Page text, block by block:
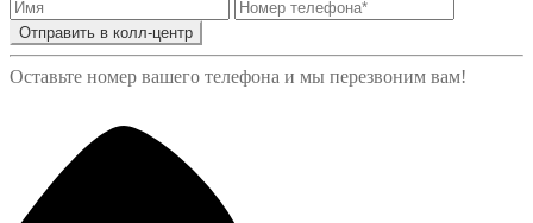
Отправить в колл-центр
Оставьте номер вашего телефона и мы перезвоним вам!